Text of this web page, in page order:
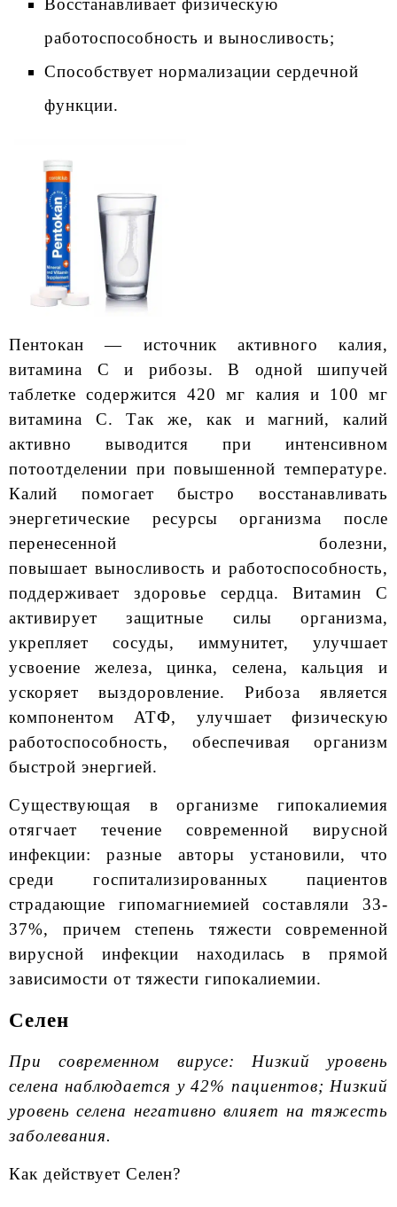
Восстанавливает физическую
работоспособность и выносливость;
Способствует нормализации сердечной
функции.
Пентокан — источник активного калия,
витамина С и рибозы. В одной шипучей
таблетке содержится 420 мг калия и 100 мг
витамина С. Так же, как и магний, калий
активно выводится при интенсивном
потоотделении при повышенной температуре.
Калий помогает быстро восстанавливать
энергетические ресурсы организма после
перенесенной болезни,
повышает выносливость и работоспособность,
поддерживает здоровье сердца. Витамин С
активирует защитные силы организма,
укрепляет сосуды, иммунитет, улучшает
усвоение железа, цинка, селена, кальция и
ускоряет выздоровление. Рибоза является
компонентом АТФ, улучшает физическую
работоспособность, обеспечивая организм
быстрой энергией.
Существующая в организме гипокалиемия
отягчает течение современной вирусной
инфекции: разные авторы установили, что
среди госпитализированных пациентов
страдающие гипомагниемией составляли 33-
37%, причем степень тяжести современной
вирусной инфекции находилась в прямой
зависимости от тяжести гипокалиемии.
Селен
При современном вирусе: Низкий уровень
селена наблюдается у 42% пациентов; Низкий
уровень селена негативно влияет на тяжесть
заболевания.
Как действует Селен?